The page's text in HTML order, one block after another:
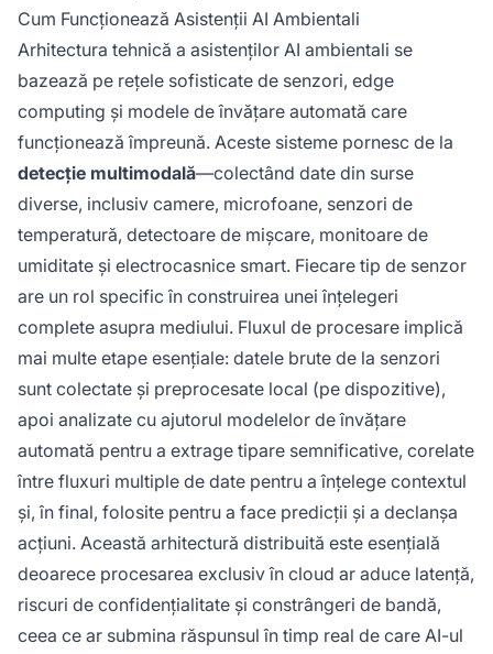
Cum Funcționează Asistenții AI Ambientali
Arhitectura tehnică a asistenților AI ambientali se
bazează pe rețele sofisticate de senzori, edge
computing și modele de învățare automată care
funcționează împreună. Aceste sisteme pornesc de la
detecție multimodală—colectând date din surse
diverse, inclusiv camere, microfoane, senzori de
temperatură, detectoare de mișcare, monitoare de
umiditate și electrocasnice smart. Fiecare tip de senzor
are un rol specific în construirea unei înțelegeri
complete asupra mediului. Fluxul de procesare implică
mai multe etape esențiale: datele brute de la senzori
sunt colectate și preprocesate local (pe dispozitive),
apoi analizate cu ajutorul modelelor de învățare
automată pentru a extrage tipare semnificative, corelate
între fluxuri multiple de date pentru a înțelege contextul
și, în final, folosite pentru a face predicții și a declanșa
acțiuni. Această arhitectură distribuită este esențială
deoarece procesarea exclusiv în cloud ar aduce latență,
riscuri de confidențialitate și constrângeri de bandă,
ceea ce ar submina răspunsul în timp real de care AI-ul